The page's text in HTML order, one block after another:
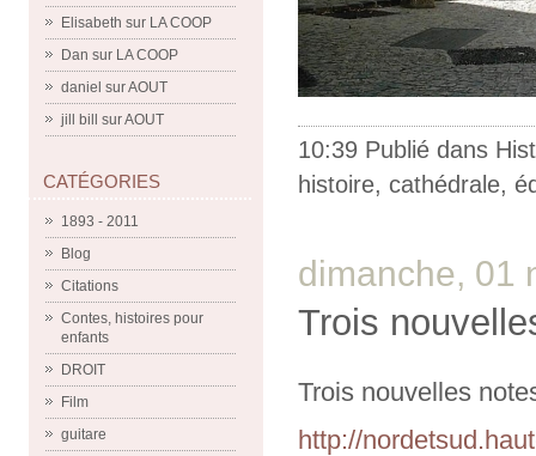
Elisabeth sur LA COOP
Dan sur LA COOP
daniel surAOUT
jill bill
surAOUT
CATÉGORIES
1893 - 2011
Blog
Citations
Contes, histoires pour
enfants
DROIT
Film
guitare
10:39 Publié dans
histoire, cathédrale,
dimanche, 01
Trois
Trois nouvelles
http://